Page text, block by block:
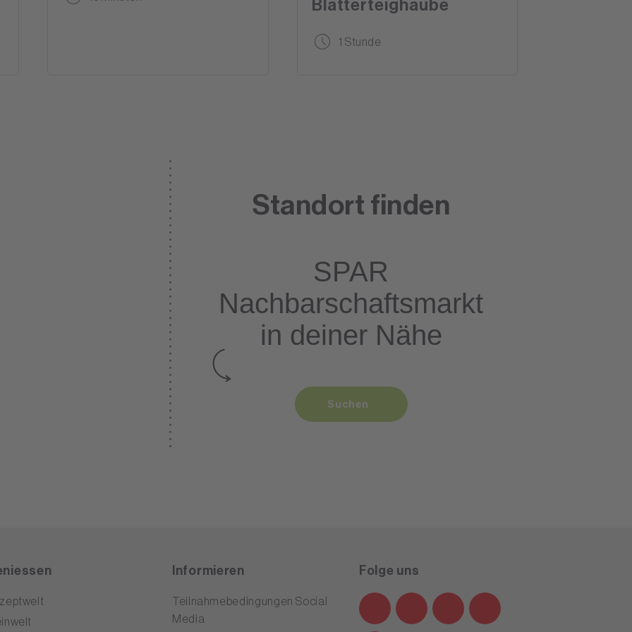
Blätterteighaube
1 Stunde
Standort finden
SPAR
Nachbarschaftsmarkt
in deiner Nähe
Suchen
Informieren
Teilnahmebedingungen Social
Media
Folge uns